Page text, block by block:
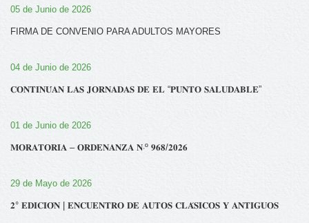
05 de Junio de 2026
FIRMA DE CONVENIO PARA ADULTOS MAYORES
04 de Junio de 2026
𝐂𝐎𝐍𝐓𝐈𝐍𝐔́𝐀𝐍 𝐋𝐀𝐒 𝐉𝐎𝐑𝐍𝐀𝐃𝐀𝐒 𝐃𝐄 𝐄𝐋 “𝐏𝐔𝐍𝐓𝐎 𝐒𝐀𝐋𝐔𝐃𝐀𝐁𝐋𝐄”
01 de Junio de 2026
𝐌𝐎𝐑𝐀𝐓𝐎𝐑𝐈𝐀 – 𝐎𝐑𝐃𝐄𝐍𝐀𝐍𝐙𝐀 𝐍‧º 𝟗𝟔𝟖/𝟐𝟎𝟐𝟔
29 de Mayo de 2026
𝟐° 𝐄𝐃𝐈𝐂𝐈𝐎́𝐍 | 𝐄𝐍𝐂𝐔𝐄𝐍𝐓𝐑𝐎 𝐃𝐄 𝐀𝐔𝐓𝐎𝐒 𝐂𝐋𝐀́𝐒𝐈𝐂𝐎𝐒 𝐘 𝐀𝐍𝐓𝐈𝐆𝐔𝐎𝐒